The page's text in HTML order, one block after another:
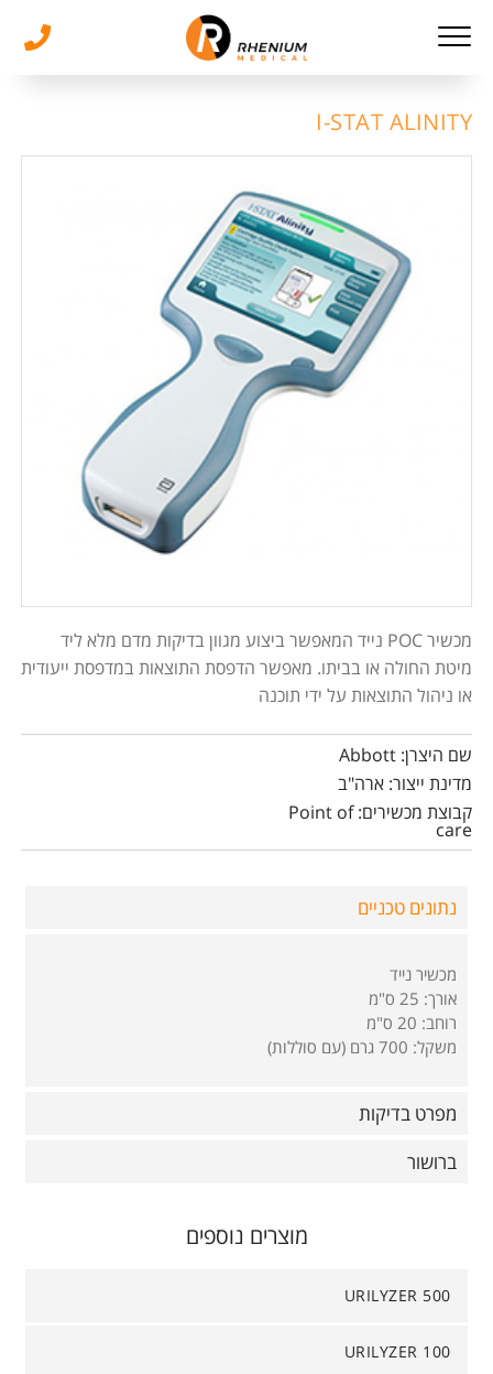
I-STAT ALINITY
מכשיר POC נייד המאפשר ביצוע מגוון בדיקות מדם מלא ליד
מיטת החולה או בביתו. מאפשר הדפסת התוצאות במדפסת ייעודית
או ניהול התוצאות על ידי תוכנה
שם היצרן: Abbott
מדינת ייצור: ארה"ב
קבוצת מכשירים: Point of
care
נתונים טכניים
מכשיר נייד
אורך: 25 ס"מ
רוחב: 20 ס"מ
משקל: 700 גרם (עם סוללות)
מפרט בדיקות
ברושור
מוצרים נוספים
URILYZER 500
URILYZER 100